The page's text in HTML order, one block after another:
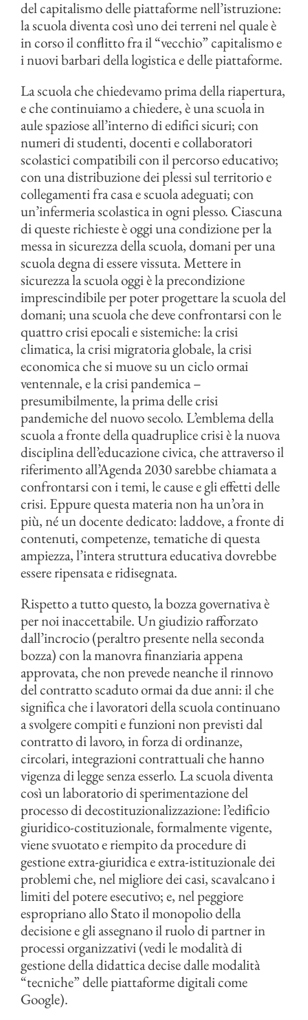
del capitalismo delle piattaforme nell’istruzione:
la scuola diventa così uno dei terreni nel quale è
in corso il conflitto fra il “vecchio” capitalismo e
i nuovi barbari della logistica e delle piattaforme.
La scuola che chiedevamo prima della riapertura,
e che continuiamo a chiedere, è una scuola in
aule spaziose all’interno di edifici sicuri; con
numeri di studenti, docenti e collaboratori
scolastici compatibili con il percorso educativo;
con una distribuzione dei plessi sul territorio e
collegamenti fra casa e scuola adeguati; con
un’infermeria scolastica in ogni plesso. Ciascuna
di queste richieste è oggi una condizione per la
messa in sicurezza della scuola, domani per una
scuola degna di essere vissuta. Mettere in
sicurezza la scuola oggi è la precondizione
imprescindibile per poter progettare la scuola del
domani; una scuola che deve confrontarsi con le
quattro crisi epocali e sistemiche: la crisi
climatica, la crisi migratoria globale, la crisi
economica che si muove su un ciclo ormai
ventennale, e la crisi pandemica –
presumibilmente, la prima delle crisi
pandemiche del nuovo secolo. L’emblema della
scuola a fronte della quadruplice crisi è la nuova
disciplina dell’educazione civica, che attraverso il
riferimento all’Agenda 2030 sarebbe chiamata a
confrontarsi con i temi, le cause e gli effetti delle
crisi. Eppure questa materia non ha un’ora in
più, né un docente dedicato: laddove, a fronte di
contenuti, competenze, tematiche di questa
ampiezza, l’intera struttura educativa dovrebbe
essere ripensata e ridisegnata.
Rispetto a tutto questo, la bozza governativa è
per noi inaccettabile. Un giudizio rafforzato
dall’incrocio (peraltro presente nella seconda
bozza) con la manovra finanziaria appena
approvata, che non prevede neanche il rinnovo
del contratto scaduto ormai da due anni: il che
significa che i lavoratori della scuola continuano
a svolgere compiti e funzioni non previsti dal
contratto di lavoro, in forza di ordinanze,
circolari, integrazioni contrattuali che hanno
vigenza di legge senza esserlo. La scuola diventa
così un laboratorio di sperimentazione del
processo di decostituzionalizzazione: l’edificio
giuridico-costituzionale, formalmente vigente,
viene svuotato e riempito da procedure di
gestione extra-giuridica e extra-istituzionale dei
problemi che, nel migliore dei casi, scavalcano i
limiti del potere esecutivo; e, nel peggiore
espropriano allo Stato il monopolio della
decisione e gli assegnano il ruolo di partner in
processi organizzativi (vedi le modalità di
gestione della didattica decise dalle modalità
“tecniche” delle piattaforme digitali come
Google).